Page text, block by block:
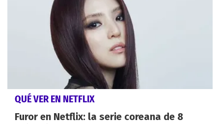
QUÉ VER EN NETFLIX
Furor en Netflix: la serie coreana de 8